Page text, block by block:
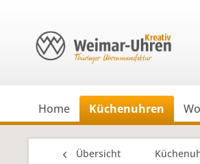
Home Küchenuhren
Übersicht